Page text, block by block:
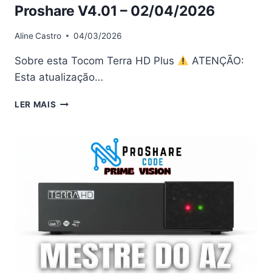
Proshare V4.01 – 02/04/2026
AlineCastro 04/03/2026
Sobre esta Tocom Terra HD Plus
ATENÇÃO:
Esta atualização…
LER MAIS TOCOM
ATUALIZAÇÃO
PROSHARE
–